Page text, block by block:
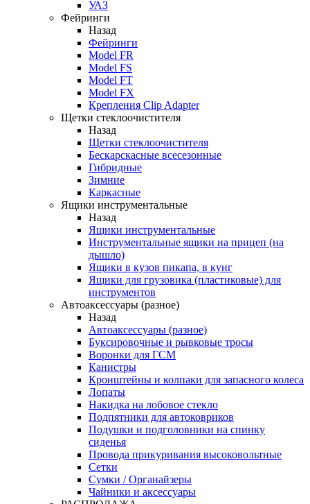
УАЗ
Фейринги
Назад
Фейринги
Model FR
Model FS
Model FT
Model FX
Крепления Clip Adapter
Щетки стеклоочистителя
Назад
Щетки стеклоочистителя
Бескарскасные всесезонные
Гибридные
Зимние
Каркасные
Ящики инструментальные
Назад
Ящики инструментальные
Инструментальные ящики на прицеп (на
дышло)
Ящики в кузов пикапа, в кунг
Ящики для грузовика (пластиковые) для
инструментов
Автоаксессуары (разное)
Назад
Автоаксессуары (разное)
Буксировочные и рывковые тросы
Воронки для ГСМ
Канистры
Кронштейны и колпаки для запасного колеса
Лопаты
Накидка на лобовое стекло
Подпятники для автоковриков
Подушки и подголовники на спинку
сиденья
Провода прикуривания высоковольтные
Сетки
Сумки / Органайзеры
Чайники и аксессуары